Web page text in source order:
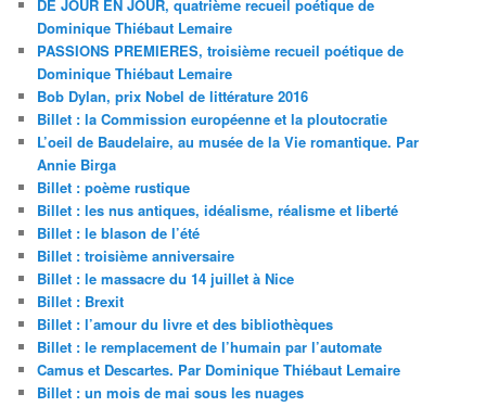
DE JOUR EN JOUR, quatrième recueil poétique de
Dominique Thiébaut Lemaire
PASSIONS PREMIERES, troisième recueil poétique de
Dominique Thiébaut Lemaire
Bob Dylan, prix Nobel de littérature 2016
Billet : la Commission européenne et la ploutocratie
L’oeil de Baudelaire, au musée de la Vie romantique. Par
Annie Birga
Billet : poème rustique
Billet : les nus antiques, idéalisme, réalisme et liberté
Billet : le blason de l’été
Billet : troisième anniversaire
Billet : le massacre du 14 juillet à Nice
Billet : Brexit
Billet : l’amour du livre et des bibliothèques
Billet : le remplacement de l’humain par l’automate
Camus et Descartes. Par Dominique Thiébaut Lemaire
Billet : un mois de mai sous les nuages